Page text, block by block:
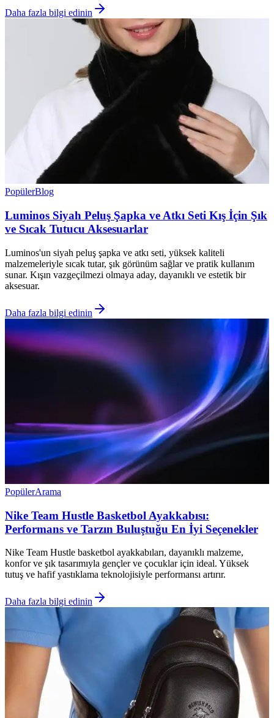
Daha fazla bilgi edinin
PopülerBlog
Luminos Siyah Peluş Şapka ve Atkı Seti Kış İçin Şık
ve Sıcak Tutucu Aksesuarlar
Luminos'un siyah peluş şapka ve atkı seti, yüksek kaliteli
malzemeleriyle sıcak tutar, şık görünüm sağlar ve pratik kullanım
sunar. Kışın vazgeçilmezi olmaya aday, dayanıklı ve estetik bir
aksesuar.
Daha fazla bilgi edinin
PopülerArama
Nike Team Hustle Basketbol Ayakkabısı:
Performans ve Tarzın Buluştuğu En İyi Seçenekler
Nike Team Hustle basketbol ayakkabıları, dayanıklı malzeme,
konfor ve şık tasarımıyla gençler ve çocuklar için ideal. Yüksek
tutuş ve hafif yastıklama teknolojisiyle performansı artırır.
Daha fazla bilgi edinin